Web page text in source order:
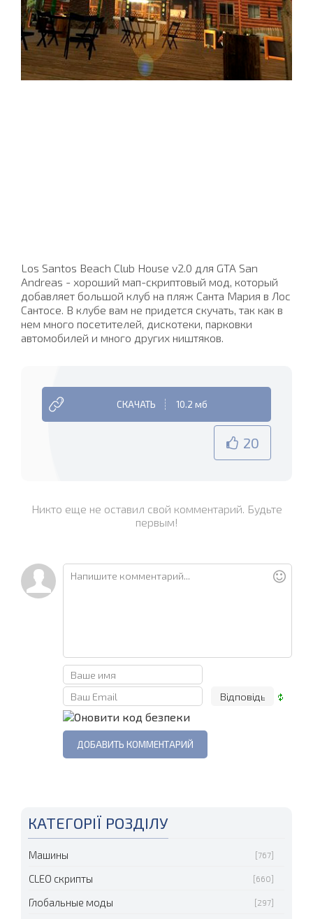
Los Santos Beach Club House v2.0 для GTA San
Andreas - хороший мап-скриптовый мод, который
добавляет большой клуб на пляж Санта Мария в Лос
Сантосе. В клубе вам не придется скучать, так как в
нем много посетителей, дискотеки, парковки
автомобилей и много других ништяков.
СКАЧАТЬ 10.2 мб
20
Никто еще не оставил свой комментарий. Будьте
первым!
КАТЕГОРІЇ РОЗДІЛУ
Машины [767]
CLEO скрипты [660]
Глобальные моды [297]